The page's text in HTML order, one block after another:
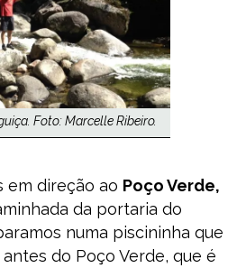
Foto: Marcelle Ribeiro.
em direção ao Poço Verde,
da portaria do
numa piscininha que
do Poço Verde, que é